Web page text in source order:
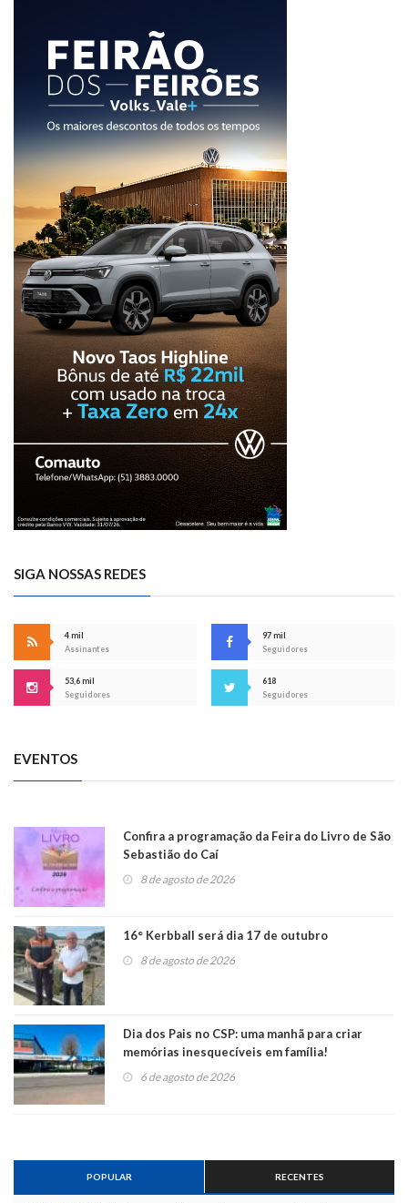
SIGA NOSSAS REDES
4 mil
Assinantes
97 mil
Seguidores
53,6 mil
Seguidores
618
Seguidores
EVENTOS
Confira a programação da Feira do Livro de São
Sebastião do Caí
8 de agosto de 2026
16° Kerbball será dia 17 de outubro
8 de agosto de 2026
Dia dos Pais no CSP: uma manhã para criar
memórias inesquecíveis em família!
6 de agosto de 2026
POPULAR RECENTES